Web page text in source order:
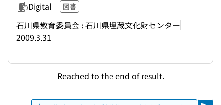
Digital 図書
石川県教育委員会 : 石川県埋蔵文化財センター
2009.3.31
Reached to the end of result.